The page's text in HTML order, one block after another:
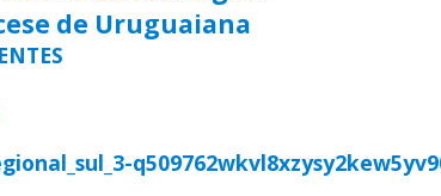
de Uruguaiana